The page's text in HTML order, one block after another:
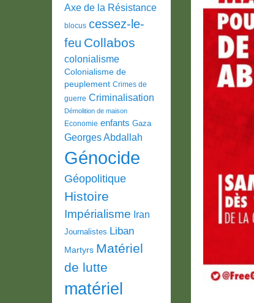
Axe de la Résistance
blocus cessez-le-
feu Collabos
colonialisme
Colonialisme de
peuplement Crimes de
guerre Criminalisation
Démolition de maison
Economie enfants Gaza
Georges Abdallah
Génocide
Géopolitique
Histoire
Impérialisme Iran
Journalistes Liban
Martyrs Matériel
de lutte
matériel